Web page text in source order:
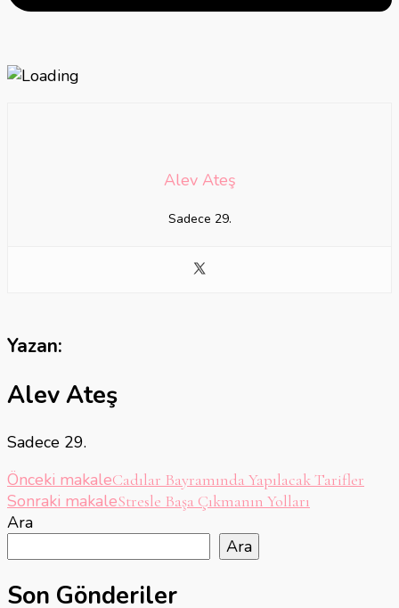
Alev Ateş
Sadece 29.
Yazan:
Alev Ateş
Sadece 29.
Yazı
dolaşımı
Önceki makaleCadılar Bayramında Yapılacak Tarifler
Sonraki makaleStresle Başa Çıkmanın Yolları
Ara
Ara
Son Gönderiler